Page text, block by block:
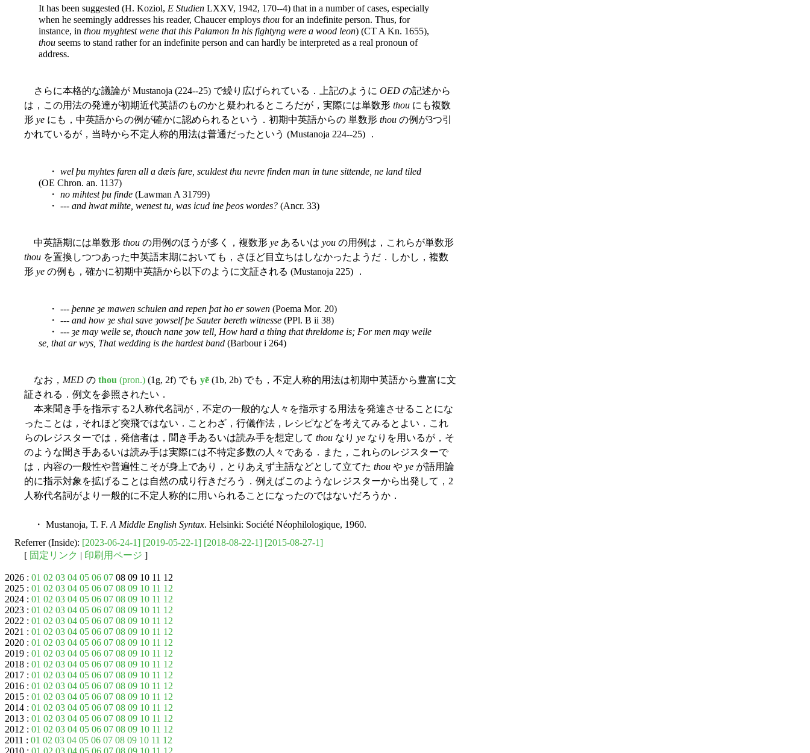
It has been suggested (H. Koziol, E Studien LXXV, 1942, 170--4) that in a number of cases, especially
when he seemingly addresses his reader, Chaucer employs thou for an indefinite person. Thus, for
instance, in thou myghtest wene that this Palamon In his fightyng were a wood leon) (CT A Kn. 1655),
thou seems to stand rather for an indefinite person and can hardly be interpreted as a real pronoun of
address.
さらに本格的な議論が Mustanoja (224--25) で繰り広げられている．上記のように OED の記述から
は，この用法の発達が初期近代英語のものかと疑われるところだが，実際には単数形 thou にも複数
形 ye にも，中英語からの例が確かに認められるという．初期中英語からの 単数形 thou の例が3つ引
かれているが，当時から不定人称的用法は普通だったという (Mustanoja 224--25) ．
・ wel þu myhtes faren all a dæis fare, sculdest thu nevre finden man in tune sittende, ne land tiled
(OE Chron. an. 1137)
・ no mihtest þu finde (Lawman A 31799)
・ --- and hwat mihte, wenest tu, was icud ine þeos wordes? (Ancr. 33)
中英語期には単数形 thou の用例のほうが多く，複数形 ye あるいは you の用例は，これらが単数形
thou を置換しつつあった中英語末期においても，さほど目立ちはしなかったようだ．しかし，複数
形 ye の例も，確かに初期中英語から以下のように文証される (Mustanoja 225) ．
・ --- þenne ȝe mawen schulen and repen þat ho er sowen (Poema Mor. 20)
・ --- and how ȝe shal save ȝowself þe Sauter bereth witnesse (PPl. B ii 38)
・ --- ȝe may weile se, thouch nane ȝow tell, How hard a thing that threldome is; For men may weile
se, that ar wys, That wedding is the hardest band (Barbour i 264)
なお， MED の thou (pron.) (1g, 2f) でも yē (1b, 2b) でも，不定人称的用法は初期中英語から豊富に文
証される．例文を参照されたい．
本来聞き手を指示する2人称代名詞が，不定の一般的な人々を指示する用法を発達させることにな
ったことは，それほど突飛ではない．ことわざ，行儀作法，レシピなどを考えてみるとよい．これ
らのレジスターでは，発信者は，聞き手あるいは読み手を想定して thou なり ye なりを用いるが，そ
のような聞き手あるいは読み手は実際には不特定多数の人々である．また，これらのレジスターで
は，内容の一般性や普遍性こそが身上であり，とりあえず主語などとして立てた thou や ye が語用論
的に指示対象を拡げることは自然の成り行きだろう．例えばこのようなレジスターから出発して，2
人称代名詞がより一般的に不定人称的に用いられることになったのではないだろうか．
・ Mustanoja, T. F. A Middle English Syntax. Helsinki: Société Néophilologique, 1960.
Referrer (Inside): [2023-06-24-1] [2019-05-22-1] [2018-08-22-1] [2015-08-27-1]
[ 固定リンク | 印刷用ページ ]
2026 : 01 02 03 04 05 06 07 08 09 10 11 12
2025 : 01 02 03 04 05 06 07 08 09 10 11 12
2024 : 01 02 03 04 05 06 07 08 09 10 11 12
2023 : 01 02 03 04 05 06 07 08 09 10 11 12
2022 : 01 02 03 04 05 06 07 08 09 10 11 12
2021 : 01 02 03 04 05 06 07 08 09 10 11 12
2020 : 01 02 03 04 05 06 07 08 09 10 11 12
2019 : 01 02 03 04 05 06 07 08 09 10 11 12
2018 : 01 02 03 04 05 06 07 08 09 10 11 12
2017 : 01 02 03 04 05 06 07 08 09 10 11 12
2016 : 01 02 03 04 05 06 07 08 09 10 11 12
2015 : 01 02 03 04 05 06 07 08 09 10 11 12
2014 : 01 02 03 04 05 06 07 08 09 10 11 12
2013 : 01 02 03 04 05 06 07 08 09 10 11 12
2012 : 01 02 03 04 05 06 07 08 09 10 11 12
2011 : 01 02 03 04 05 06 07 08 09 10 11 12
2010 : 01 02 03 04 05 06 07 08 09 10 11 12